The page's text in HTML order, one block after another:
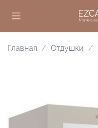
Главная Отдушки